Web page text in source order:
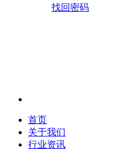
找回密码
首页
关于我们
行业资讯